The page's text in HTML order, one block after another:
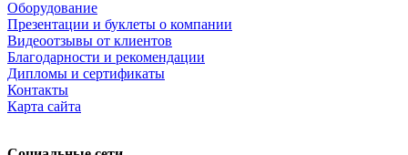
Оборудование
Презентации и буклеты о компании
Видеоотзывы от клиентов
Благодарности и рекомендации
Дипломы и сертификаты
Контакты
Карта сайта